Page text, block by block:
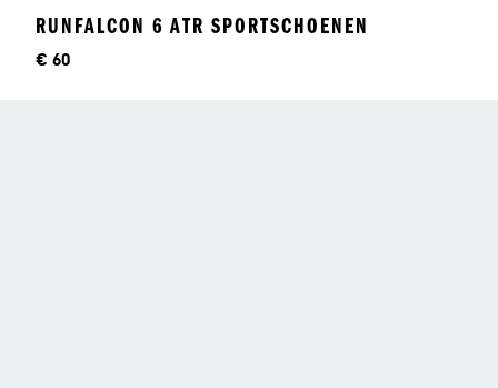
RUNFALCON 6 ATR SPORTSCHOENEN
Price
€ 60